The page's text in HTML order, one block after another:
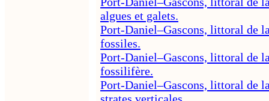
algues et galets.
Port-Daniel–Gascons, littoral de
fossiles.
Port-Daniel–Gascons, littoral de
fossilifère.
Port-Daniel–Gascons, littoral de